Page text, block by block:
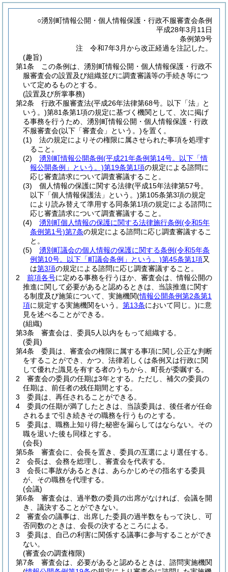
○湧別町情報公開・個人情報保護・行政不服審査会条例
平成28年3月11日
条例第9号
注 令和7年3月から改正経過を注記した。
(趣旨)
第1条
この条例は、湧別町情報公開・個人情報保護・行政不
服審査会の設置及び組織並びに調査審議等の手続き等につ
いて定めるものとする。
(設置及び所掌事務)
第2条
行政不服審査法(平成26年法律第68号。以下「法」と
いう。)第81条第1項の規定に基づく機関として、次に掲げ
る事務を行うため、湧別町情報公開・個人情報保護・行政
不服審査会(以下「審査会」という。)を置く。
(1)
法の規定によりその権限に属させられた事項を処理す
ること。
(2)
湧別町情報公開条例(平成21年条例第14号。以下「情
報公開条例」という。)第19条第1項の規定による諮問に
応じ審査請求について調査審議すること。
(3)
個人情報の保護に関する法律(平成15年法律第57号。
以下「個人情報保護法」という。)第105条第3項の規定
により読み替えて準用する同条第1項の規定による諮問に
応じ審査請求について調査審議すること。
(4)
湧別町個人情報の保護に関する法律施行条例(令和5年
条例第1号)第7条の規定による諮問に応じ調査審議するこ
と。
(5)
湧別町議会の個人情報の保護に関する条例(令和5年条
例第10号。以下「町議会条例」という。)第45条第1項又
は第3項の規定による諮問に応じ調査審議すること。
2
前項各号に定める事務を行うほか、審査会は、情報公開の
推進に関して必要があると認めるときは、当該推進に関す
る制度及び施策について、実施機関(情報公開条例第2条第1
項に規定する実施機関をいう。 第13条において同じ。)に意
見を述べることができる。
(組織)
第3条
審査会は、委員5人以内をもって組織する。
(委員)
第4条
委員は、審査会の権限に属する事項に関し公正な判断
をすることができ、かつ、法律若しくは条例又は行政に関
して優れた識見を有する者のうちから、町長が委嘱する。
2
審査会の委員の任期は3年とする。 ただし、補欠の委員の
任期は、前任者の残任期間とする。
3
委員は、再任されることができる。
4
委員の任期が満了したときは、当該委員は、後任者が任命
されるまで引き続きその職務を行うものとする。
5
委員は、職務上知り得た秘密を漏らしてはならない。 その
職を退いた後も同様とする。
(会長)
第5条
審査会に、会長を置き、委員の互選により選任する。
2
会長は、会務を総理し、審査会を代表する。
3
会長に事故があるときは、あらかじめその指名する委員
が、その職務を代理する。
(会議)
第6条
審査会は、過半数の委員の出席がなければ、会議を開
き、議決することができない。
2
審査会の議事は、出席した委員の過半数をもって決し、可
否同数のときは、会長の決するところによる。
3
委員は、自己の利害に関係する議事に参与することができ
ない。
(審査会の調査権限)
第7条
審査会は、必要があると認めるときは、諮問実施機関